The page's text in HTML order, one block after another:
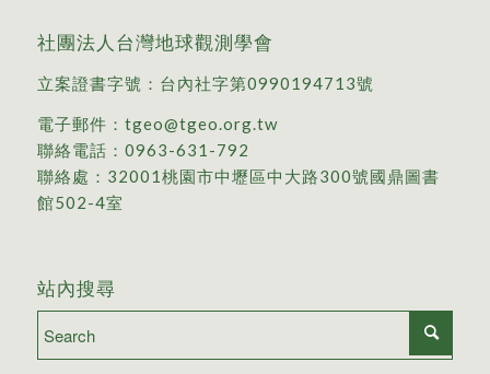
社團法人台灣地球觀測學會
立案證書字號：台內社字第0990194713號
電子郵件： tgeo@tgeo.org.tw
聯絡電話： 0963-631-792
聯絡處： 32001桃園市中壢區中大路300號國鼎圖書
館502-4室
站內搜尋